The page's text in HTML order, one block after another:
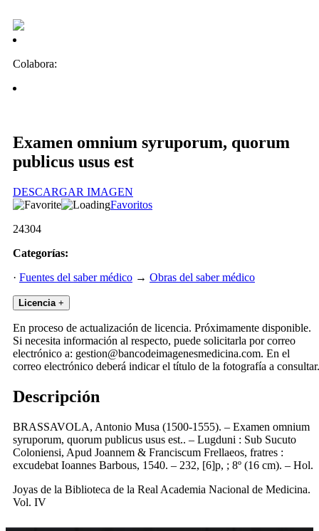
Colabora:
Examen omnium syruporum, quorum
publicus usus est
DESCARGAR IMAGEN
Favoritos
24304
Categorías:
· Fuentes del saber médico → Obras del saber médico
Licencia +
En proceso de actualización de licencia. Próximamente disponible.
Si necesita información al respecto, puede solicitarla por correo
electrónico a: gestion@bancodeimagenesmedicina.com. En el
correo electrónico deberá indicar el título de la fotografía a consultar.
Descripción
BRASSAVOLA, Antonio Musa (1500-1555). – Examen omnium
syruporum, quorum publicus usus est.. – Lugduni : Sub Sucuto
Coloniensi, Apud Joannem & Franciscum Frellaeos, fratres :
excudebat Ioannes Barbous, 1540. – 232, [6]p, ; 8º (16 cm). – Hol.
Joyas de la Biblioteca de la Real Academia Nacional de Medicina.
Vol. IV